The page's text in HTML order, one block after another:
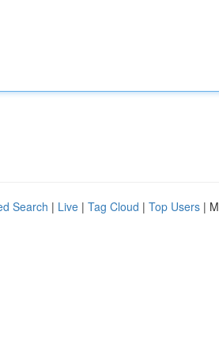
Search | Live | Tag Cloud | Top Users |